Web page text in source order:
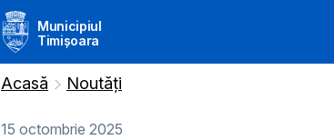
Municipiul
Timișoara
Acasă Noutăți
15 octombrie 2025